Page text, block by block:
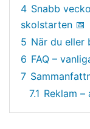
4 Snabb
skolstarten 📅
5 När du eller
6 FAQ –
7
7.1 Reklam –